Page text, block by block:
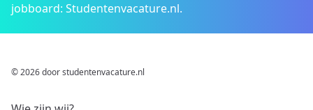
jobboard: Studentenvacature.nl.
© 2026 door studentenvacature.nl